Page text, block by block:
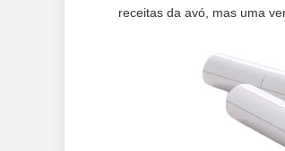
receitas da avó, mas uma